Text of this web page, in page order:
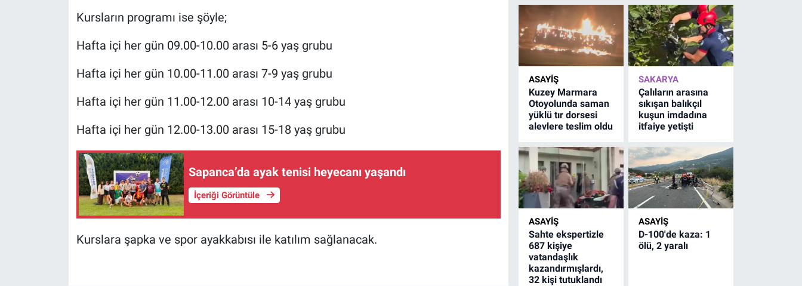
Kursların programı ise şöyle;
Hafta içi her gün 09.00-10.00 arası 5-6 yaş grubu
Hafta içi her gün 10.00-11.00 arası 7-9 yaş grubu
Hafta içi her gün 11.00-12.00 arası 10-14 yaş grubu
Hafta içi her gün 12.00-13.00 arası 15-18 yaş grubu
Sapanca’da ayak tenisi heyecanı yaşandı
İçeriği Görüntüle
Kurslara şapka ve spor ayakkabısı ile katılım sağlanacak.
ASAYİŞ
Kuzey Marmara
Otoyolunda saman
yüklü tır dorsesi
alevlere teslim oldu
SAKARYA
Çalıların arasına
sıkışan balıkçıl
kuşun imdadına
itfaiye yetişti
ASAYİŞ
Sahte ekspertizle
687 kişiye
vatandaşlık
kazandırmışlardı,
32 kişi tutuklandı
ASAYİŞ
D-100'de kaza: 1
ölü, 2 yaralı